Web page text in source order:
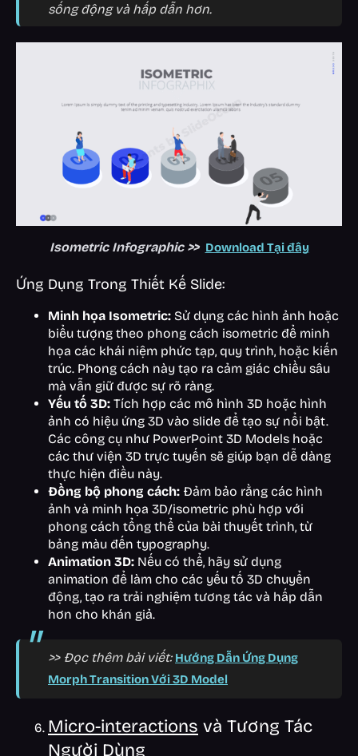
sống động và hấp dẫn hơn.
Isometric Infographic >> Download Tại đây
Ứng Dụng Trong Thiết Kế Slide:
Minh họa Isometric: Sử dụng các hình ảnh hoặc
biểu tượng theo phong cách isometric để minh
họa các khái niệm phức tạp, quy trình, hoặc kiến
trúc. Phong cách này tạo ra cảm giác chiều sâu
mà vẫn giữ được sự rõ ràng.
Yếu tố 3D: Tích hợp các mô hình 3D hoặc hình
ảnh có hiệu ứng 3D vào slide để tạo sự nổi bật.
Các công cụ như PowerPoint 3D Models hoặc
các thư viện 3D trực tuyến sẽ giúp bạn dễ dàng
thực hiện điều này.
Đồng bộ phong cách: Đảm bảo rằng các hình
ảnh và minh họa 3D/isometric phù hợp với
phong cách tổng thể của bài thuyết trình, từ
bảng màu đến typography.
Animation 3D: Nếu có thể, hãy sử dụng
animation để làm cho các yếu tố 3D chuyển
động, tạo ra trải nghiệm tương tác và hấp dẫn
hơn cho khán giả.
>> Đọc thêm bài viết:Hướng Dẫn Ứng Dụng
Morph Transition Với 3D Model
Micro-interactions và Tương Tác
Người Dùng